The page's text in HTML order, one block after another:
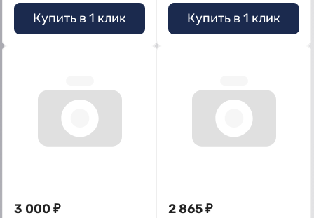
Купить в 1 клик Купить в 1 клик
3 000 ₽ 2 865₽